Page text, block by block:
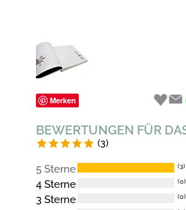
Merken
BEWERTUNGEN FÜR
(3)
5 Sterne (3)
4 Sterne (0)
3 Sterne (0)